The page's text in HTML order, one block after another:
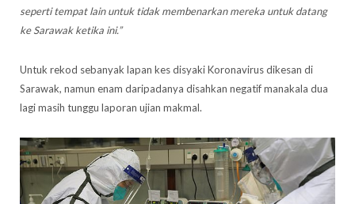
seperti tempat lain untuk tidak membenarkan mereka untuk datang
ke Sarawak ketika ini.”
Untuk rekod sebanyak lapan kes disyaki Koronavirus dikesan di
Sarawak, namun enam daripadanya disahkan negatif manakala dua
lagi masih tunggu laporan ujian makmal.